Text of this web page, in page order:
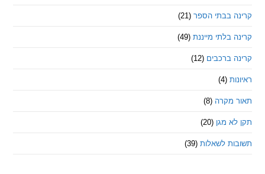
בבתי הספר (21)
מייננת (49)
ברכבים (12)
(8)
מגן (20)
לשאלות (39)